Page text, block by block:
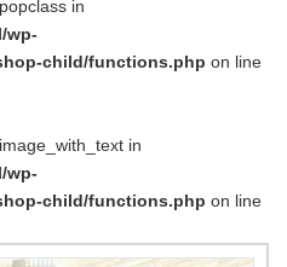
in
wp-
child/functions.php on line
in
wp-
child/functions.php on line